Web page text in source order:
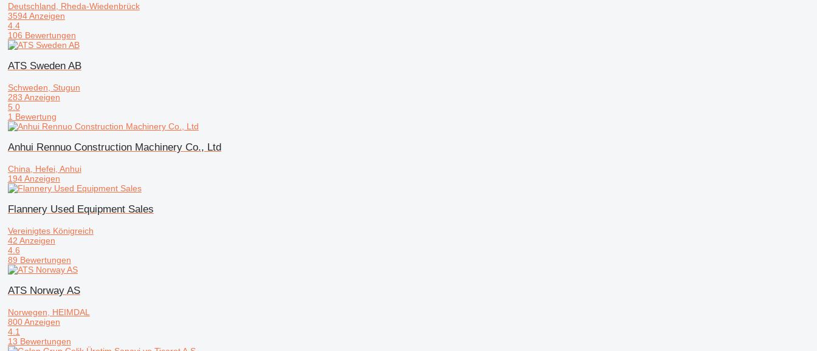
Deutschland, Rheda-Wiedenbrück
3594 Anzeigen
4.4
106 Bewertungen
ATS Sweden AB
Schweden, Stugun
283 Anzeigen
5.0
1 Bewertung
Anhui Rennuo Construction Machinery Co., Ltd
China, Hefei, Anhui
194 Anzeigen
Flannery Used Equipment Sales
Vereinigtes Königreich
42 Anzeigen
4.6
89 Bewertungen
ATS Norway AS
Norwegen, HEIMDAL
800 Anzeigen
4.1
13 Bewertungen